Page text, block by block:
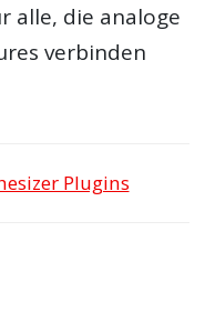
alle, die analoge
verbinden
Plugins